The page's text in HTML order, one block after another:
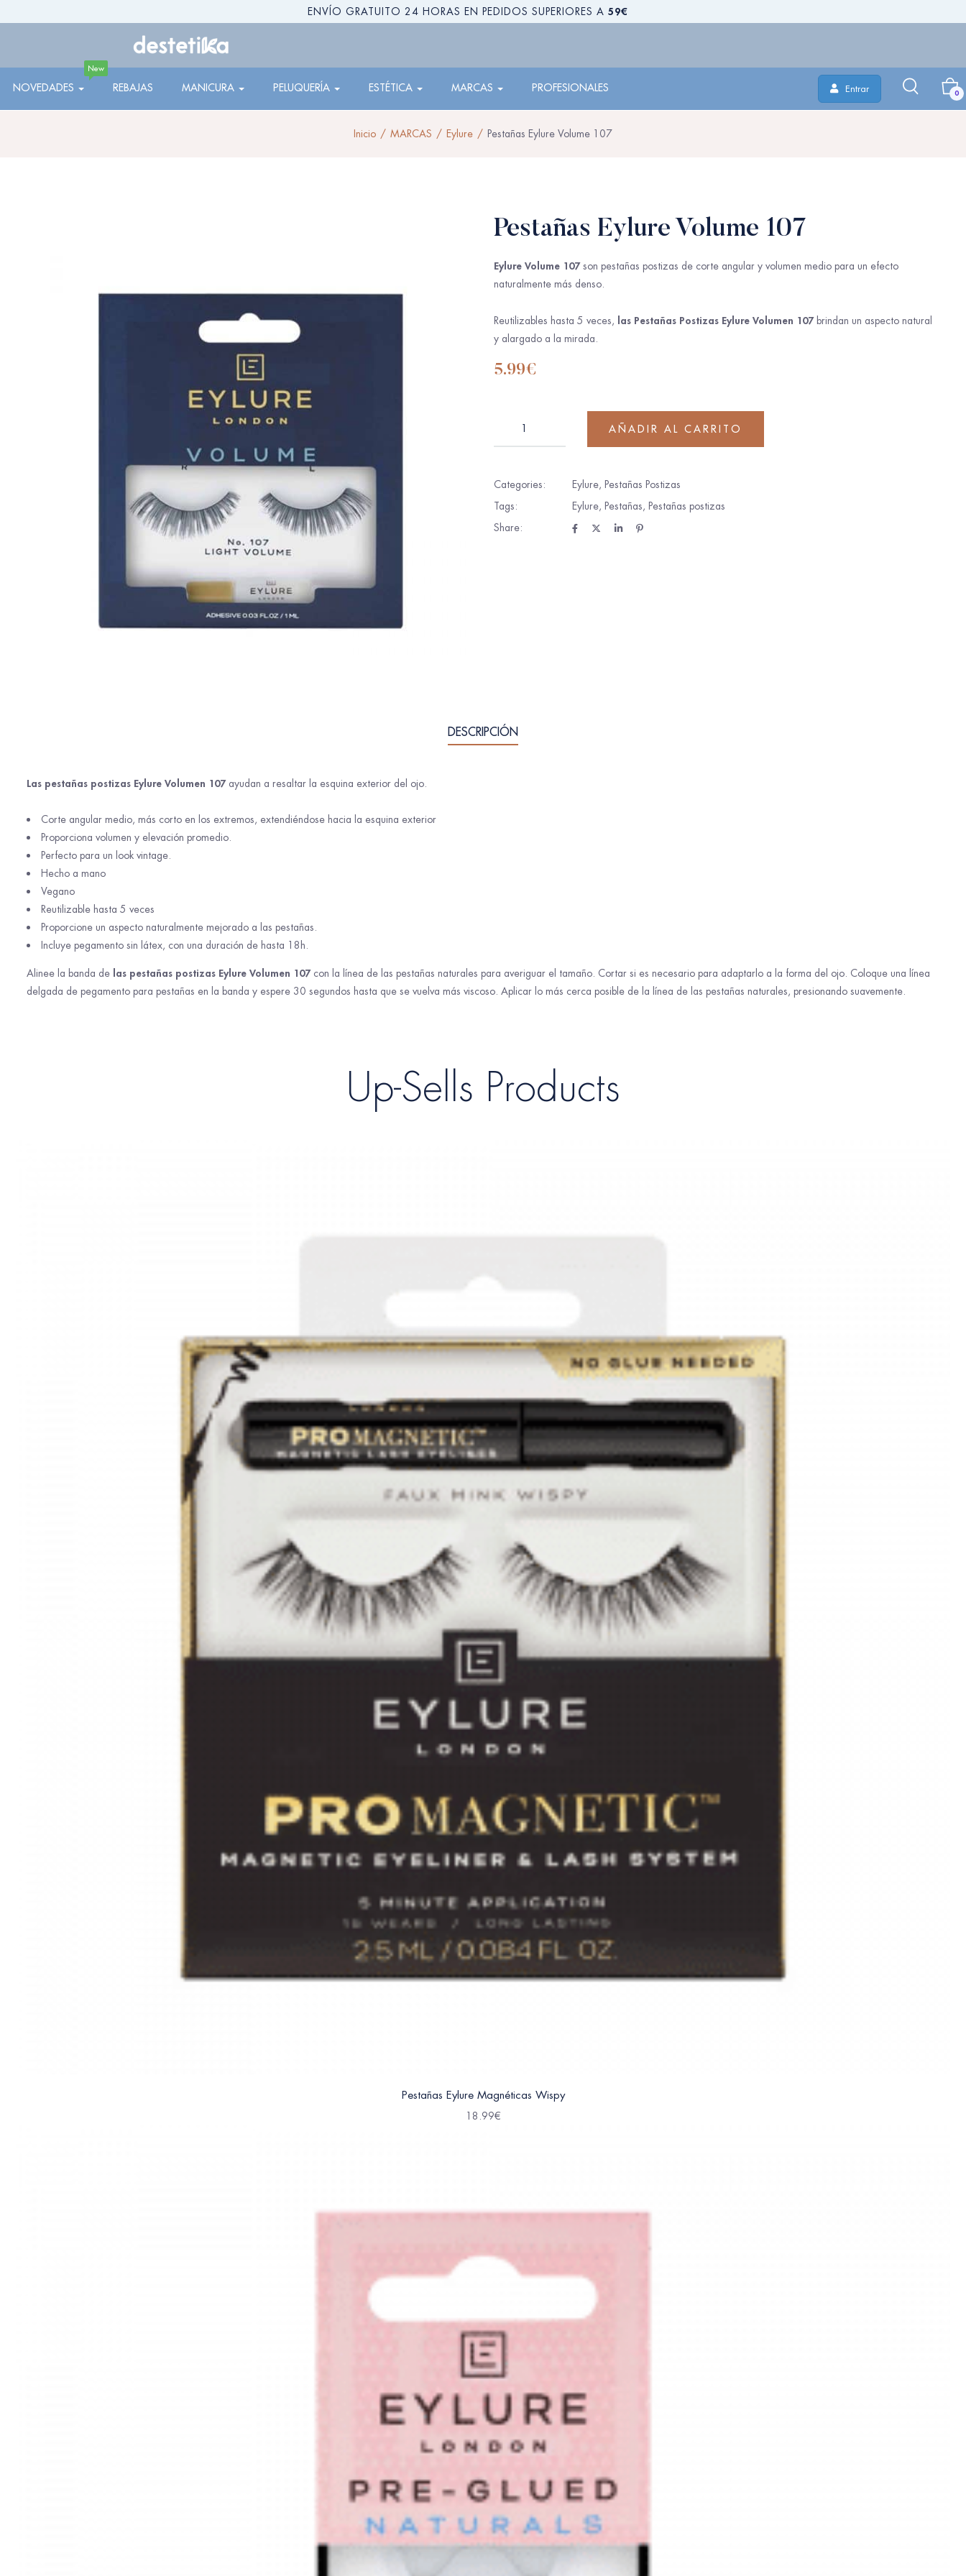
ENVÍO GRATUITO 24 HORAS EN PEDIDOS SUPERIORES A 59€
NOVEDADES
New
REBAJAS MANICURA PELUQUERÍA ESTÉTICA MARCAS PROFESIONALES Entrar 0
Inicio MARCAS Eylure Pestañas Eylure Volume 107
Pestañas Eylure Volume 107
Eylure Volume 107son pestañas postizas de corte angular y volumen medio para un efecto
naturalmente más denso.
Reutilizables hasta 5 veces, las Pestañas Postizas Eylure Volumen 107brindan un aspecto natural
y alargado a la mirada.
5.99€
AÑADIR AL CARRITO
Categories: Eylure, Pestañas Postizas
Tags:
Eylure, Pestañas, Pestañas postizas
Share:
DESCRIPCIÓN
Las pestañas postizas Eylure Volumen 107ayudan a resaltar la esquina exterior del ojo.
Corte angular medio, más corto en los extremos, extendiéndose hacia la esquina exterior
Proporciona volumen y elevación promedio.
Perfecto para un look vintage.
Hecho a mano
Vegano
Reutilizable hasta 5 veces
Proporcione un aspecto naturalmente mejorado a las pestañas.
Incluye pegamento sin látex, con una duración de hasta 18h.
Alinee la banda de las pestañas postizas Eylure Volumen 107con la línea de las pestañas naturales para averiguar el tamaño. Cortar si es necesario para adaptarlo a la forma del ojo. Coloque una línea
delgada de pegamento para pestañas en la banda y espere 30 segundos hasta que se vuelva más viscoso. Aplicar lo más cerca posible de la línea de las pestañas naturales, presionando suavemente.
Up-Sells Products
Pestañas Eylure Magnéticas Wispy
18.99€